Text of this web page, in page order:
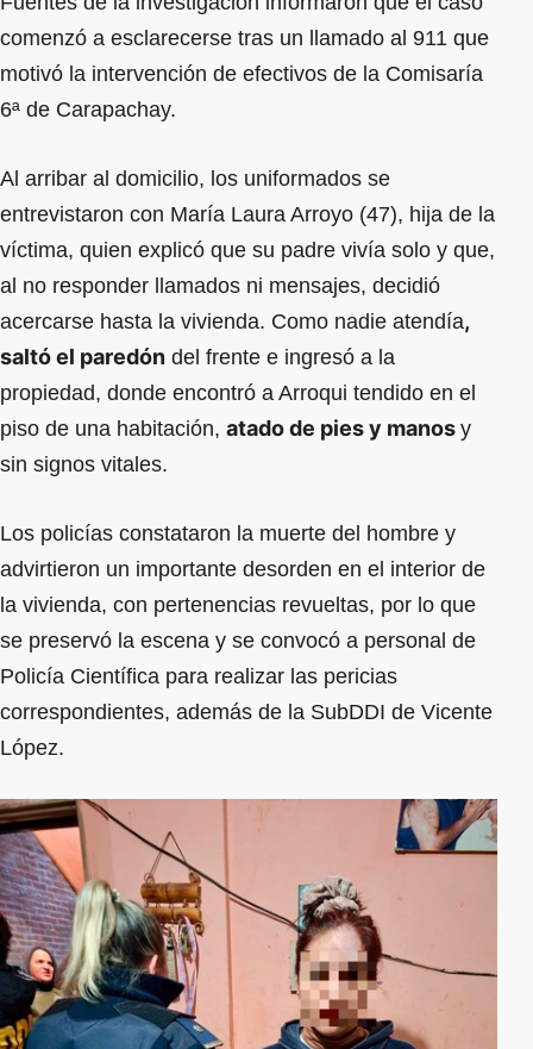
comenzó a esclarecerse tras un llamado al 911 que
motivó la intervención de efectivos de la Comisaría
6ª de Carapachay.
Al arribar al domicilio, los uniformados se
entrevistaron con María Laura Arroyo (47), hija de la
víctima, quien explicó que su padre vivía solo y que,
al no responder llamados ni mensajes, decidió
acercarse hasta la vivienda. Como nadie atendía,
saltó el paredón del frente e ingresó a la
propiedad, donde encontró a Arroqui tendido en el
piso de una habitación, atado de pies y manos y
sin signos vitales.
Los policías constataron la muerte del hombre y
advirtieron un importante desorden en el interior de
la vivienda, con pertenencias revueltas, por lo que
se preservó la escena y se convocó a personal de
Policía Científica para realizar las pericias
correspondientes, además de la SubDDI de Vicente
López.